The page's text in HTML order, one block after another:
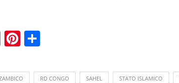
EmailPinterest
RD CONGO SAHEL STATO ISLAMICO